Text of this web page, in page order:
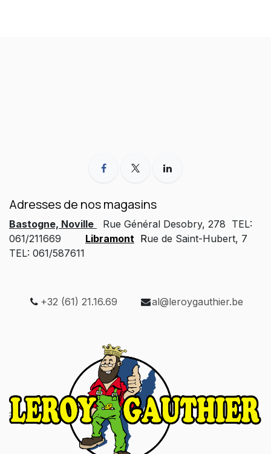
Adresses de nos magasins
Bastogne, Noville
Rue Général Desobry, 278 TEL:
061/211669
Libramont Rue de Saint-Hubert, 7
TEL: 061/587611
+32 (61) 21.16.69 al@leroygauthier.be